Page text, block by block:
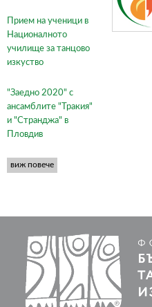
Прием на ученици в
Националното
училище за танцово
изкуство
"Заедно 2020" с
ансамблите "Тракия"
и "Странджа" в
Пловдив
виж повече